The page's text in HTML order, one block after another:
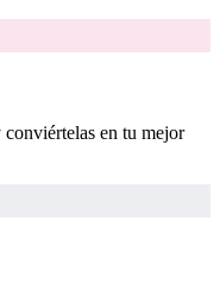
conviértelas en tu mejor